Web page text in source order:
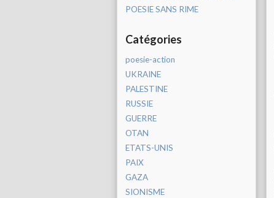
POESIE SANS RIME
Catégories
poesie-action
UKRAINE
PALESTINE
RUSSIE
GUERRE
OTAN
ETATS-UNIS
PAIX
GAZA
SIONISME